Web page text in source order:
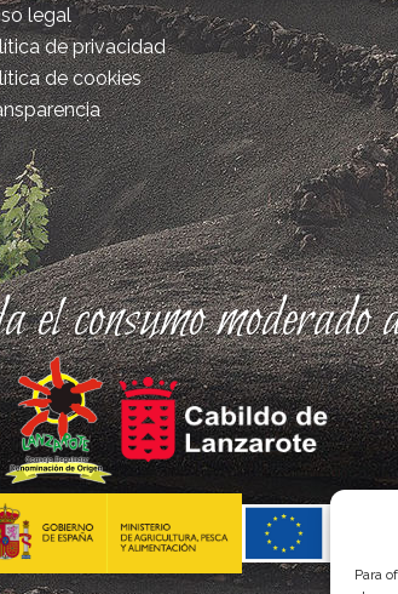
Para
legal
de privacidad
de cookies
el consumo moderado